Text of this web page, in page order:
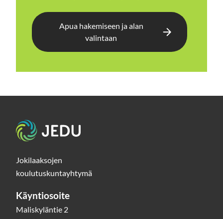
Apua hakemiseen ja alan
valintaan
Etusivu
Jokilaaksojen
koulutuskuntayhtymä
Käyntiosoite
Maliskyläntie 2